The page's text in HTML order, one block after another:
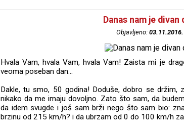
Danas nam je divan
Objavljeno: 03.11.2016.
Hvala Vam, hvala Vam, hvala Vam! Zaista mi je
veoma poseban dan...
Dakle, tu smo, 50 godina! Doduše, dobro se držim,
nikako da me imaju dovoljno. Zato što sam, da
da idem svugde i još sam brži nego što sam bio:
brzinu od 215 km/h? i da ubrzam od 0 do 100 km/h